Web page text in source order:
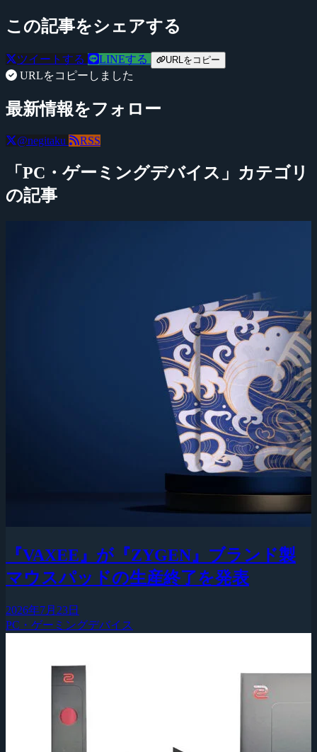
この記事をシェアする
ツイートする LINEする URLをコピー
URLをコピーしました
最新情報をフォロー
@negitaku RSS
「PC・ゲーミングデバイス」カテゴリ
の記事
『VAXEE』が『ZYGEN』ブランド製
マウスパッドの生産終了を発表
2026年7月23日
PC・ゲーミングデバイス